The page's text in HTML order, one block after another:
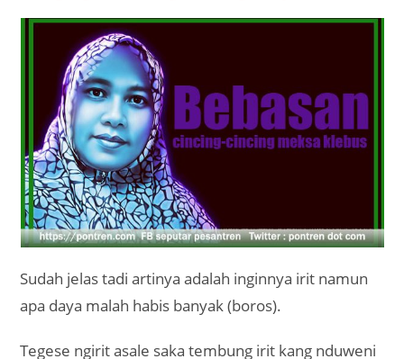
Sudah jelas tadi artinya adalah inginnya irit namun
apa daya malah habis banyak (boros).
Tegese ngirit asale saka tembung irit kang nduweni